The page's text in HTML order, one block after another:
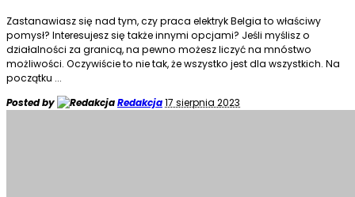
Zastanawiasz się nad tym, czy praca elektryk Belgia to właściwy
pomysł? Interesujesz się także innymi opcjami? Jeśli myślisz o
działalności za granicą, na pewno możesz liczyć na mnóstwo
możliwości. Oczywiście to nie tak, że wszystko jest dla wszystkich. Na
początku ...
Posted by
Redakcja17 sierpnia 2023